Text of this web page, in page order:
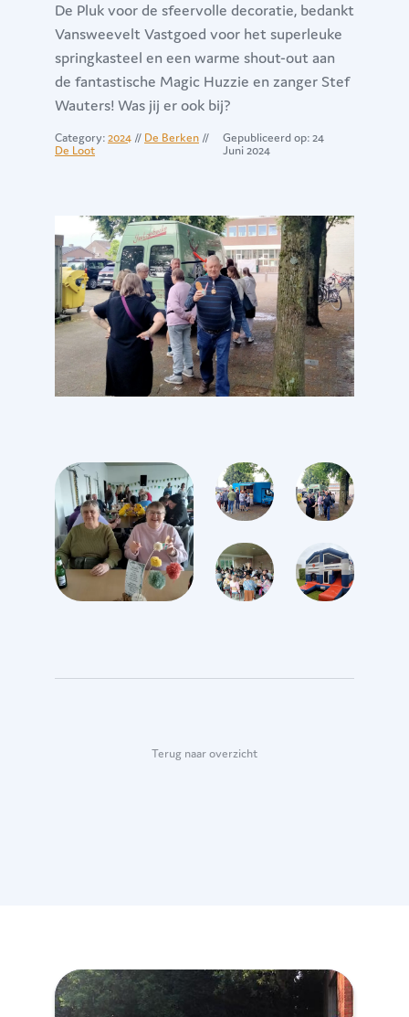
De Pluk voor de sfeervolle decoratie, bedankt
Vansweevelt Vastgoed voor het superleuke
springkasteel en een warme shout-out aan
de fantastische Magic Huzzie en zanger Stef
Wauters! Was jij er ook bij?
Category:2024 // De Berken //
De Loot
Gepubliceerd op: 24
Juni 2024
Terug naar overzicht